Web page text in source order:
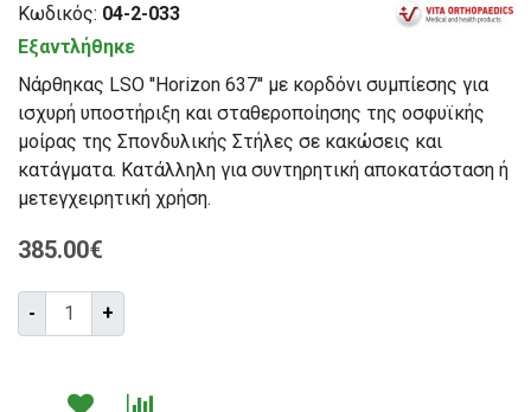
Κωδικός: 04-2-033
Εξαντλήθηκε
Νάρθηκας LSO ''Horizon 637'' με κορδόνι συμπίεσης για
ισχυρή υποστήριξη και σταθεροποίησης της οσφυϊκής
μοίρας της Σπονδυλικής Στήλες σε κακώσεις και
κατάγματα. Κατάλληλη για συντηρητική αποκατάσταση ή
μετεγχειρητική χρήση.
385.00€
Τεμάχια:
- +